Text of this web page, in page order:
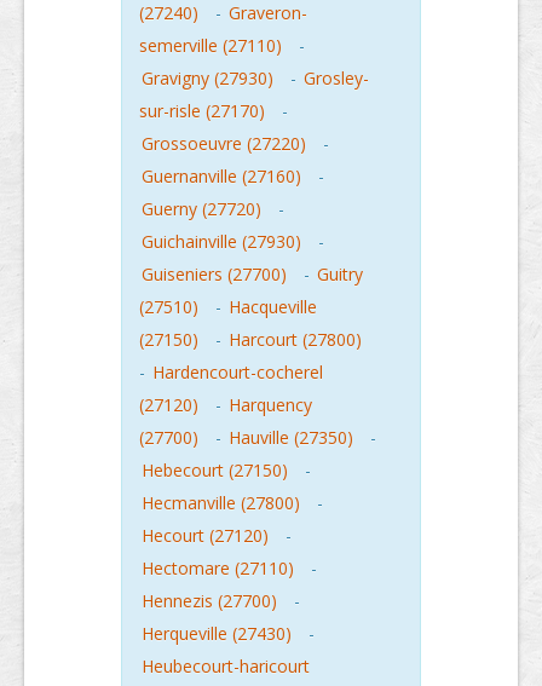
(27240)
- Graveron-
semerville (27110)
-
Gravigny (27930)
- Grosley-
sur-risle (27170)
-
Grossoeuvre (27220)
-
Guernanville (27160)
-
Guerny (27720)
-
Guichainville (27930)
-
Guiseniers (27700)
- Guitry
(27510)
- Hacqueville
(27150)
- Harcourt (27800)
- Hardencourt-cocherel
(27120)
- Harquency
(27700)
- Hauville (27350)
-
Hebecourt (27150)
-
Hecmanville (27800)
-
Hecourt (27120)
-
Hectomare (27110)
-
Hennezis (27700)
-
Herqueville (27430)
-
Heubecourt-haricourt